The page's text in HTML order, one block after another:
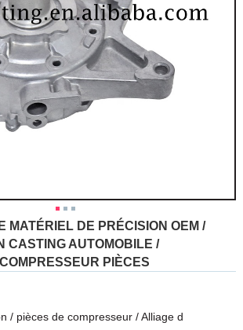
MATÉRIEL DE PRÉCISION OEM /
CASTING AUTOMOBILE /
PIÈCES
/ pièces de compresseur/Alliage d